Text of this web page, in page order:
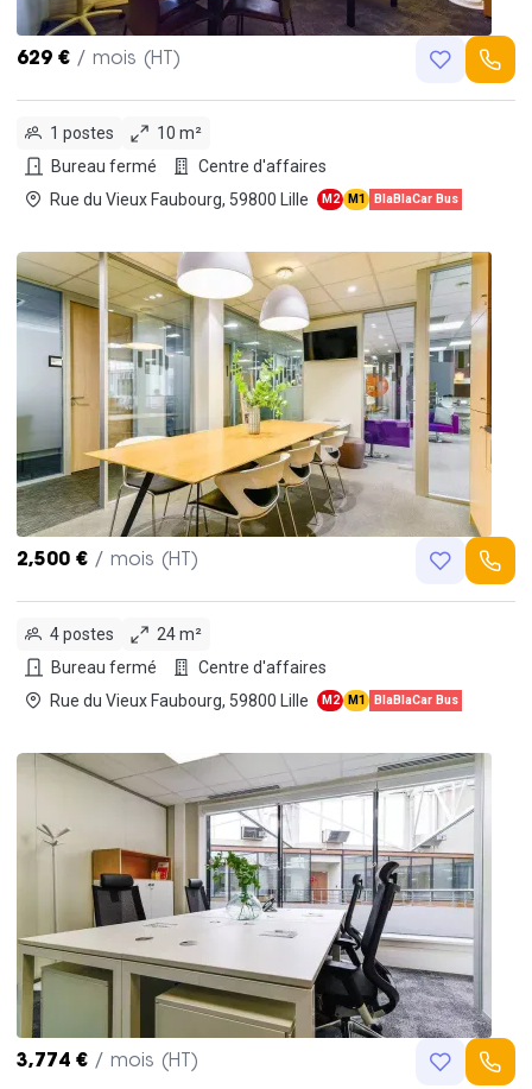
629 € / mois (HT)
1 postes
10 m²
Bureau fermé
Centre d'affaires
Rue du Vieux Faubourg, 59800 Lille
M2 M1 BlaBlaCar Bus
2,500 € / mois (HT)
4 postes
24 m²
Bureau fermé
Centre d'affaires
Rue du Vieux Faubourg, 59800 Lille
M2 M1 BlaBlaCar Bus
3,774 € / mois (HT)